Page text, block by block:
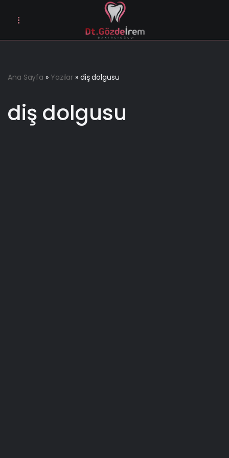
geç
Ana Sayfa » Yazılar » diş dolgusu
diş dolgusu